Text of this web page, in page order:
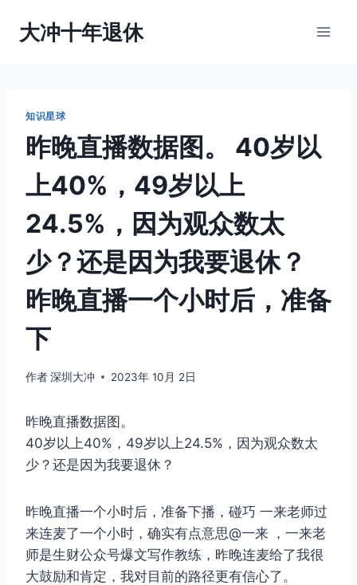
大冲十年退休
知识星球
昨晚直播数据图。 40岁以
上40%，49岁以上
24.5%，因为观众数太
少？还是因为我要退休？
昨晚直播一个小时后，准备
下
作者深圳大冲 2023年 10月 2日
昨晚直播数据图。
40岁以上40%，49岁以上24.5%，因为观众数太
少？还是因为我要退休？
昨晚直播一个小时后，准备下播，碰巧 一来老师过
来连麦了一个小时，确实有点意思@一来 ，一来老
师是生财公众号爆文写作教练，昨晚连麦给了我很
大鼓励和肯定，我对目前的路径更有信心了。